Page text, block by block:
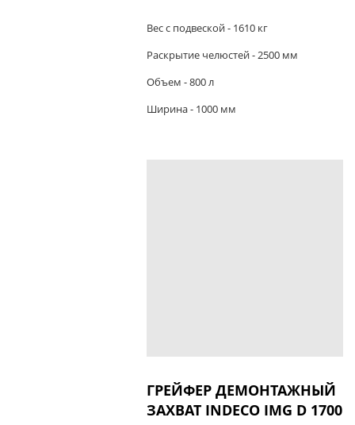
Вес с подвеской - 1610 кг
Раскрытие челюстей - 2500 мм
Объем - 800 л
Ширина - 1000 мм
ГРЕЙФЕР ДЕМОНТАЖНЫЙ
ЗАХВАТ INDECO IMG D 1700